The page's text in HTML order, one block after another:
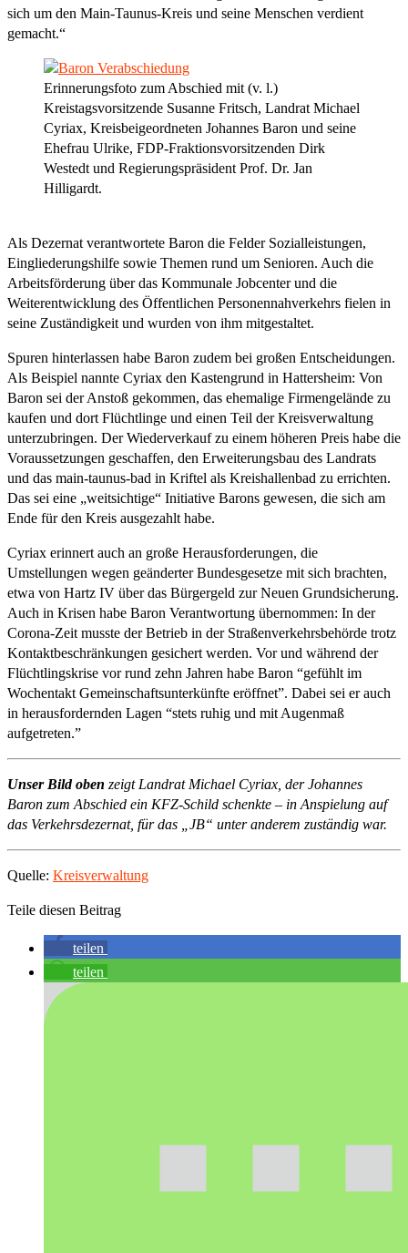
sich um den Main-Taunus-Kreis und seine Menschen verdient
gemacht.“
Erinnerungsfoto zum Abschied mit (v. l.)
Kreistagsvorsitzende Susanne Fritsch, Landrat Michael
Cyriax, Kreisbeigeordneten Johannes Baron und seine
Ehefrau Ulrike, FDP-Fraktionsvorsitzenden Dirk
Westedt und Regierungspräsident Prof. Dr. Jan
Hilligardt.
Als Dezernat verantwortete Baron die Felder Sozialleistungen,
Eingliederungshilfe sowie Themen rund um Senioren. Auch die
Arbeitsförderung über das Kommunale Jobcenter und die
Weiterentwicklung des Öffentlichen Personennahverkehrs fielen in
seine Zuständigkeit und wurden von ihm mitgestaltet.
Spuren hinterlassen habe Baron zudem bei großen Entscheidungen.
Als Beispiel nannte Cyriax den Kastengrund in Hattersheim: Von
Baron sei der Anstoß gekommen, das ehemalige Firmengelände zu
kaufen und dort Flüchtlinge und einen Teil der Kreisverwaltung
unterzubringen. Der Wiederverkauf zu einem höheren Preis habe die
Voraussetzungen geschaffen, den Erweiterungsbau des Landrats
und das main-taunus-bad in Kriftel als Kreishallenbad zu errichten.
Das sei eine „weitsichtige“ Initiative Barons gewesen, die sich am
Ende für den Kreis ausgezahlt habe.
Cyriax erinnert auch an große Herausforderungen, die
Umstellungen wegen geänderter Bundesgesetze mit sich brachten,
etwa von Hartz IV über das Bürgergeld zur Neuen Grundsicherung.
Auch in Krisen habe Baron Verantwortung übernommen: In der
Corona-Zeit musste der Betrieb in der Straßenverkehrsbehörde trotz
Kontaktbeschränkungen gesichert werden. Vor und während der
Flüchtlingskrise vor rund zehn Jahren habe Baron “gefühlt im
Wochentakt Gemeinschaftsunterkünfte eröffnet”. Dabei sei er auch
in herausfordernden Lagen “stets ruhig und mit Augenmaß
aufgetreten.”
Unser Bild oben zeigt Landrat Michael Cyriax, der Johannes
Baron zum Abschied ein KFZ-Schild schenkte – in Anspielung auf
das Verkehrsdezernat, für das „JB“ unter anderem zuständig war.
Quelle: Kreisverwaltung
Teile diesen Beitrag
teilen
teilen